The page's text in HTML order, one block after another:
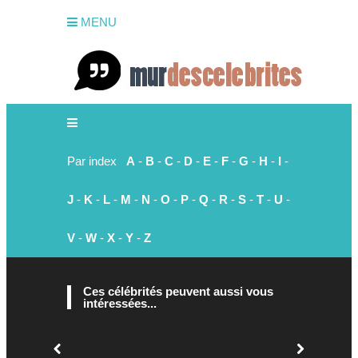
MENU
Par index A - B - C - D - E - F - G - H - I -
J - K - L - M - N - O - P - Q - R - S - T - U -
V - W - X - Y - Z
Ces célébrités peuvent aussi vous
intéressées...